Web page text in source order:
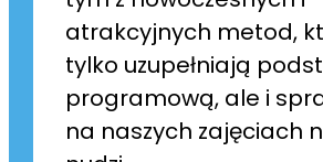
atrakcyjnych metod,
tylko uzupełniają
programową, ale i
na naszych zajęciach